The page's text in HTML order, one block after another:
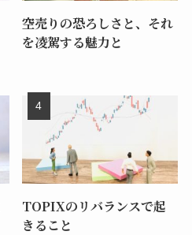
空売りの恐ろしさと、それ
を凌駕する魅力と
TOPIXのリバランスで起
きること